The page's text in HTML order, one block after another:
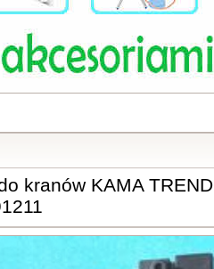
kranów KAMA TREND